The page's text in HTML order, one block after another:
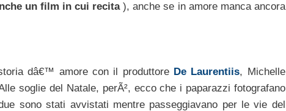
un film in cui recita), anche se in amore manca ancora
dâ€™ amore con il produttore De Laurentiis, Michelle
soglie del Natale, perÃ², ecco che i paparazzi fotografano
sono stati avvistati mentre passeggiavano per le vie del